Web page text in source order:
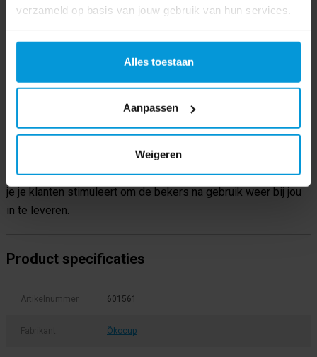
verzameld op basis van jouw gebruik van hun services.
Alles toestaan
Aanpassen
Weigeren
speciaal ontwikkeld voor to-go-gebruik. Op gesloten locaties
bovendien perfect in een circulair retourensysteem. Op de
bovenrand van de beker staat rondom meerdere keren het
woord REUSABLE, zodat iedereen duidelijk ziet dat dit geen
wegwerpbeker is. Jouw klant kan de beker thuis zelf
hergebruiken, maar je kunt je klant ook vragen de beker bij
een volgend bezoek weer in te leveren of opnieuw te laten
vullen. Doordat jij de drinkbekers koopt in plaats van huurt, zit
je niet aan een contract vast en kun je zelf bepalen of en hoe
je je klanten stimuleert om de bekers na gebruik weer bij jou
in te leveren.
Product specificaties
Artikelnummer 601561
Fabrikant: Ökocup